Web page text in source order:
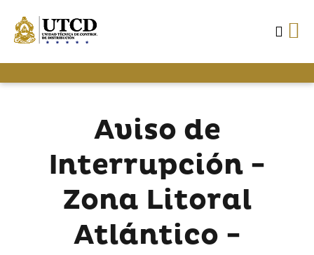
Aviso de
Interrupción -
Zona Litoral
Atlántico -